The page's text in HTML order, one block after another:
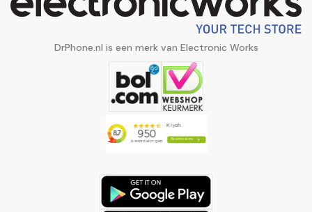
DrPhone.nl is een merk van Electronic Works